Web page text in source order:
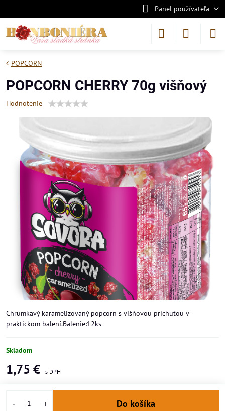
Panel používateľa
POPCORN
POPCORN CHERRY 70g višňový
Hodnotenie
Chrumkavý karamelizovaný popcorn s višňovou príchuťou v
praktickom balení.Balenie:12ks
Skladom
1,75 €
Do košíka